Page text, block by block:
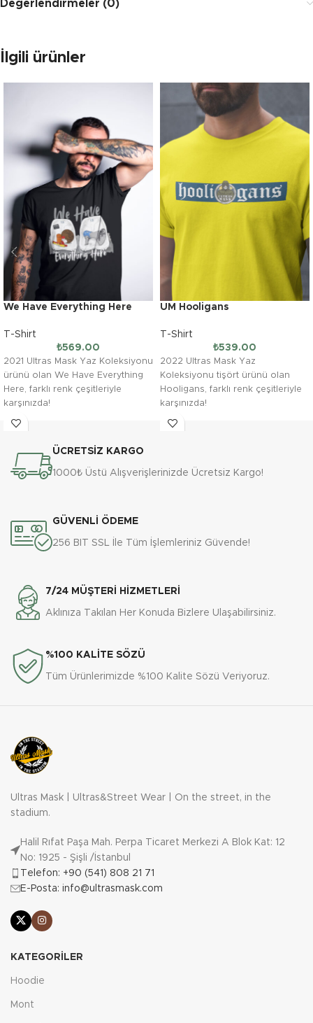
Değerlendirmeler (0)
İlgili ürünler
We Have Everything Here
T-Shirt
₺569.00
2021 Ultras Mask Yaz Koleksiyonu
ürünü olan We Have Everything
Here, farklı renk çeşitleriyle
karşınızda!
UM Hooligans
T-Shirt
₺539.00
2022 Ultras Mask Yaz
Koleksiyonu tişört ürünü olan
Hooligans, farklı renk çeşitleriyle
karşınızda!
ÜCRETSİZ KARGO
1000₺ Üstü Alışverişlerinizde Ücretsiz Kargo!
GÜVENLİ ÖDEME
256 BIT SSL İle Tüm İşlemleriniz Güvende!
7/24 MÜŞTERİ HİZMETLERİ
Aklınıza Takılan Her Konuda Bizlere Ulaşabilirsiniz.
%100 KALİTE SÖZÜ
Tüm Ürünlerimizde %100 Kalite Sözü Veriyoruz.
Ultras Mask | Ultras&Street Wear | On the street, in the
stadium.
Halil Rıfat Paşa Mah. Perpa Ticaret Merkezi A Blok Kat: 12
No: 1925 - Şişli /İstanbul
Telefon: +90 (541) 808 21 71
E-Posta: info@ultrasmask.com
KATEGORILER
Hoodie
Mont